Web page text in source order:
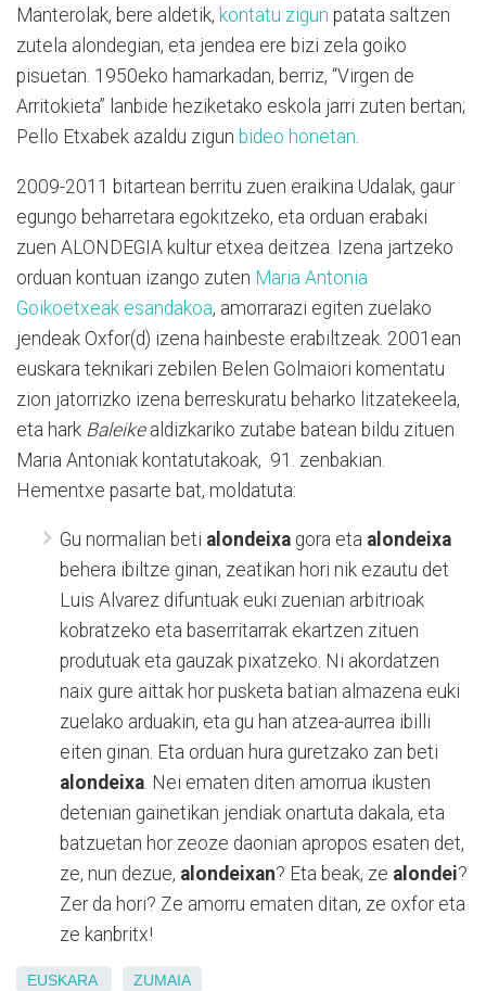
Manterolak, bere aldetik, kontatu zigun patata saltzen
zutela alondegian, eta jendea ere bizi zela goiko
pisuetan. 1950eko hamarkadan, berriz, “Virgen de
Arritokieta” lanbide heziketako eskola jarri zuten bertan;
Pello Etxabek azaldu zigun bideo honetan.
2009-2011 bitartean berritu zuen eraikina Udalak, gaur
egungo beharretara egokitzeko, eta orduan erabaki
zuen ALONDEGIA kultur etxea deitzea. Izena jartzeko
orduan kontuan izango zuten Maria Antonia
Goikoetxeak esandakoa, amorrarazi egiten zuelako
jendeak Oxfor(d) izena hainbeste erabiltzeak. 2001ean
euskara teknikari zebilen Belen Golmaiori komentatu
zion jatorrizko izena berreskuratu beharko litzatekeela,
eta hark Baleikealdizkariko zutabe batean bildu zituen
Maria Antoniak kontatutakoak, 91. zenbakian.
Hementxe pasarte bat, moldatuta:
Gu normalian beti alondeixa gora eta alondeixa
behera ibiltze ginan, zeatikan hori nik ezautu det
Luis Alvarez difuntuak euki zuenian arbitrioak
kobratzeko eta baserritarrak ekartzen zituen
produtuak eta gauzak pixatzeko. Ni akordatzen
naix gure aittak hor pusketa batian almazena euki
zuelako arduakin, eta gu han atzea-aurrea ibilli
eiten ginan. Eta orduan hura guretzako zan beti
alondeixa. Nei ematen diten amorrua ikusten
detenian gainetikan jendiak onartuta dakala, eta
batzuetan hor zeoze daonian apropos esaten det,
ze, nun dezue, alondeixan? Eta beak, ze alondei?
Zer da hori? Ze amorru ematen ditan, ze oxfor eta
ze kanbritx!
EUSKARA ZUMAIA